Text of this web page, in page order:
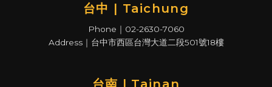
台中 | Taichung
Phone｜02-2630-7060
Address｜台中市西區台灣大道二段501號18樓
台南 | Tainan